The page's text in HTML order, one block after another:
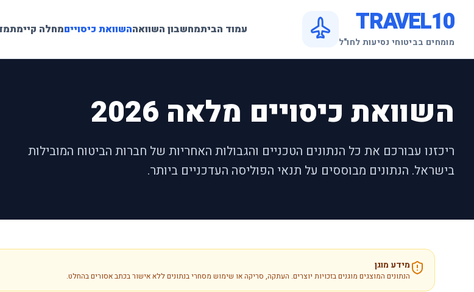
TRAVEL10
מומחים בביטוחי נסיעות לחו"ל
עמוד הביתמחשבון השוואההשוואת כיסוייםמחלה קיימת
השוואת כיסויים מלאה 2026
ריכזנו עבורכם את כל הנתונים הטכניים והגבולות האחריות של חברות הביטוח המובילות
בישראל. הנתונים מבוססים על תנאי הפוליסה העדכניים ביותר.
מידע מוגן
הנתונים המוצגים מוגנים בזכויות יוצרים. העתקה, סריקה או שימוש מסחרי בנתונים ללא אישור בכתב אסורים בהחלט.